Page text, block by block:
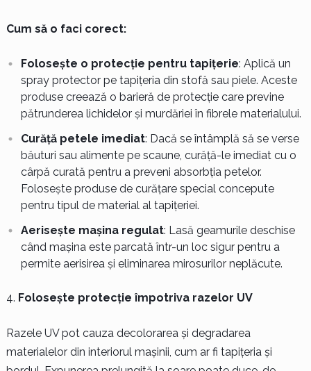
Cum să o faci corect:
Folosește o protecție pentru tapițerie: Aplică un
spray protector pe tapițeria din stofă sau piele. Aceste
produse creează o barieră de protecție care previne
pătrunderea lichidelor și murdăriei în fibrele materialului.
Curăță petele imediat: Dacă se întâmplă să se verse
băuturi sau alimente pe scaune, curăță-le imediat cu o
cârpă curată pentru a preveni absorbția petelor.
Folosește produse de curățare special concepute
pentru tipul de material al tapițeriei.
Aerisește mașina regulat: Lasă geamurile deschise
când mașina este parcată într-un loc sigur pentru a
permite aerisirea și eliminarea mirosurilor neplăcute.
Folosește protecție împotriva razelor UV
Razele UV pot cauza decolorarea și degradarea
materialelor din interiorul mașinii, cum ar fi tapițeria și